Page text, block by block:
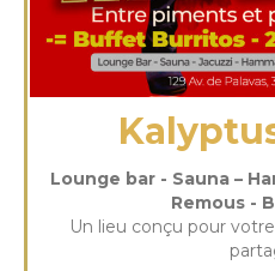
Lounge bar - Sauna –
Remous -
Un lieu conçu pour